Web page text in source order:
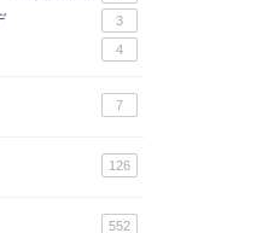
3
4
7
126
552